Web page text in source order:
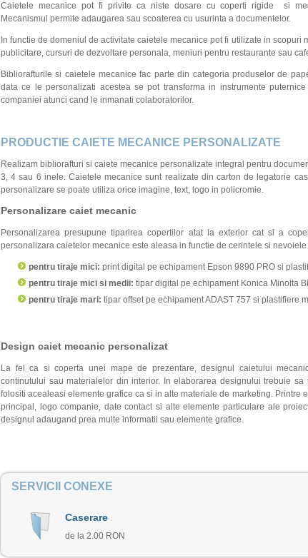
Caietele mecanice pot fi privite ca niste dosare cu coperti rigide si
Mecanismul permite adaugarea sau scoaterea cu usurinta a documentelor.
In functie de domeniul de activitate caietele mecanice pot fi utilizate in
publicitare, cursuri de dezvoltare personala, meniuri pentru restaurante sau
Bibliorafturile si caietele mecanice fac parte din categoria produselor de
data ce le personalizati acestea se pot transforma in instrumente
companiei atunci cand le inmanati colaboratorilor.
PRODUCTIE CAIETE MECANICE PERSONALIZATE
Realizam bibliorafturi si caiete mecanice personalizate integral pentru
3, 4 sau 6 inele. Caietele mecanice sunt realizate din carton de legatorie
personalizare se poate utiliza orice imagine, text, logo in policromie.
Personalizare caiet mecanic
Personalizarea presupune tiparirea copertilor atat la exterior cat si a
personalizara caietelor mecanice este aleasa in functie de cerintele si
pentru tiraje mici: print digital pe echipament Epson 9890 PRO si
pentru tiraje mici si medii: tipar digital pe echipament Konica Minolta
pentru tiraje mari: tipar offset pe echipament ADAST 757 si plastifiere
Design caiet mecanic personalizat
La fel ca si coperta unei mape de prezentare, designul caietului
continutului sau materialelor din interior. In elaborarea designului trebuie
folositi acealeasi elemente grafice ca si in alte materiale de marketing. Printre
principal, logo companie, date contact si alte elemente particulare ale
designul adaugand prea multe informatii sau elemente grafice.
SERVICII CONEXE
Caserare
de la 2.00 RON